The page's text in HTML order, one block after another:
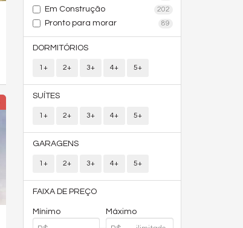
Em Construção 202
Pronto para morar 89
DORMITÓRIOS
1+ 2+ 3+ 4+ 5+
SUÍTES
1+ 2+ 3+ 4+ 5+
GARAGENS
1+ 2+ 3+ 4+ 5+
FAIXA DE PREÇO
Mínimo Máximo